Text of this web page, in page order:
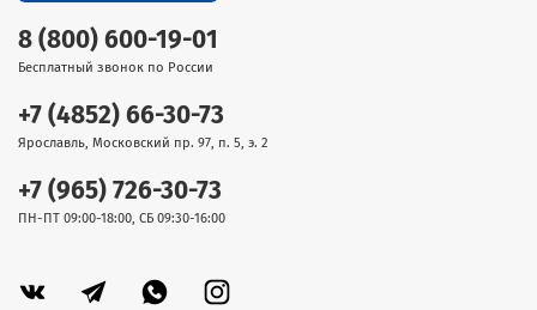
8 (800) 600-19-01
Бесплатный звонок по России
+7 (4852) 66-30-73
Ярославль, Московский пр. 97, п. 5, э. 2
+7 (965) 726-30-73
ПН-ПТ 09:00-18:00, СБ 09:30-16:00